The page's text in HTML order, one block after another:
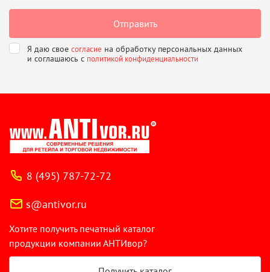
Я даю свое согласие на обработку персональных данных
и соглашаюсь с политикой конфиденциальности
8 (495) 787-72-72
s@antivor.ru
Хотите получить печатный каталог
продукции компании АНТИвор?